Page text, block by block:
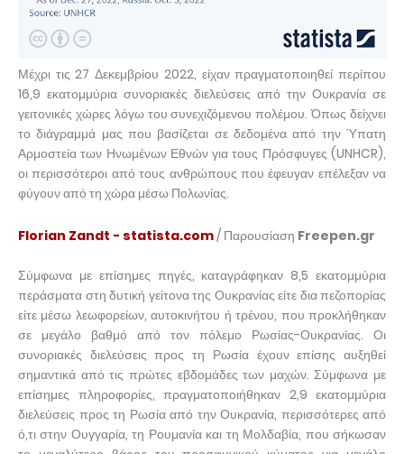
Μέχρι τις 27 Δεκεμβρίου 2022, είχαν πραγματοποιηθεί περίπου
16,9 εκατομμύρια συνοριακές διελεύσεις από την Ουκρανία σε
γειτονικές χώρες λόγω του συνεχιζόμενου πολέμου. Όπως δείχνει
το διάγραμμά μας που βασίζεται σε δεδομένα από την Ύπατη
Αρμοστεία των Ηνωμένων Εθνών για τους Πρόσφυγες (UNHCR),
οι περισσότεροι από τους ανθρώπους που έφευγαν επέλεξαν να
φύγουν από τη χώρα μέσω Πολωνίας.
Florian Zandt - statista.com/ Παρουσίαση Freepen.gr
Σύμφωνα με επίσημες πηγές, καταγράφηκαν 8,5 εκατομμύρια
περάσματα στη δυτική γείτονα της Ουκρανίας είτε δια πεζοπορίας
είτε μέσω λεωφορείων, αυτοκινήτου ή τρένου, που προκλήθηκαν
σε μεγάλο βαθμό από τον πόλεμο Ρωσίας-Ουκρανίας. Οι
συνοριακές διελεύσεις προς τη Ρωσία έχουν επίσης αυξηθεί
σημαντικά από τις πρώτες εβδομάδες των μαχών. Σύμφωνα με
επίσημες πληροφορίες, πραγματοποιήθηκαν 2,9 εκατομμύρια
διελεύσεις προς τη Ρωσία από την Ουκρανία, περισσότερες από
ό,τι στην Ουγγαρία, τη Ρουμανία και τη Μολδαβία, που σήκωσαν